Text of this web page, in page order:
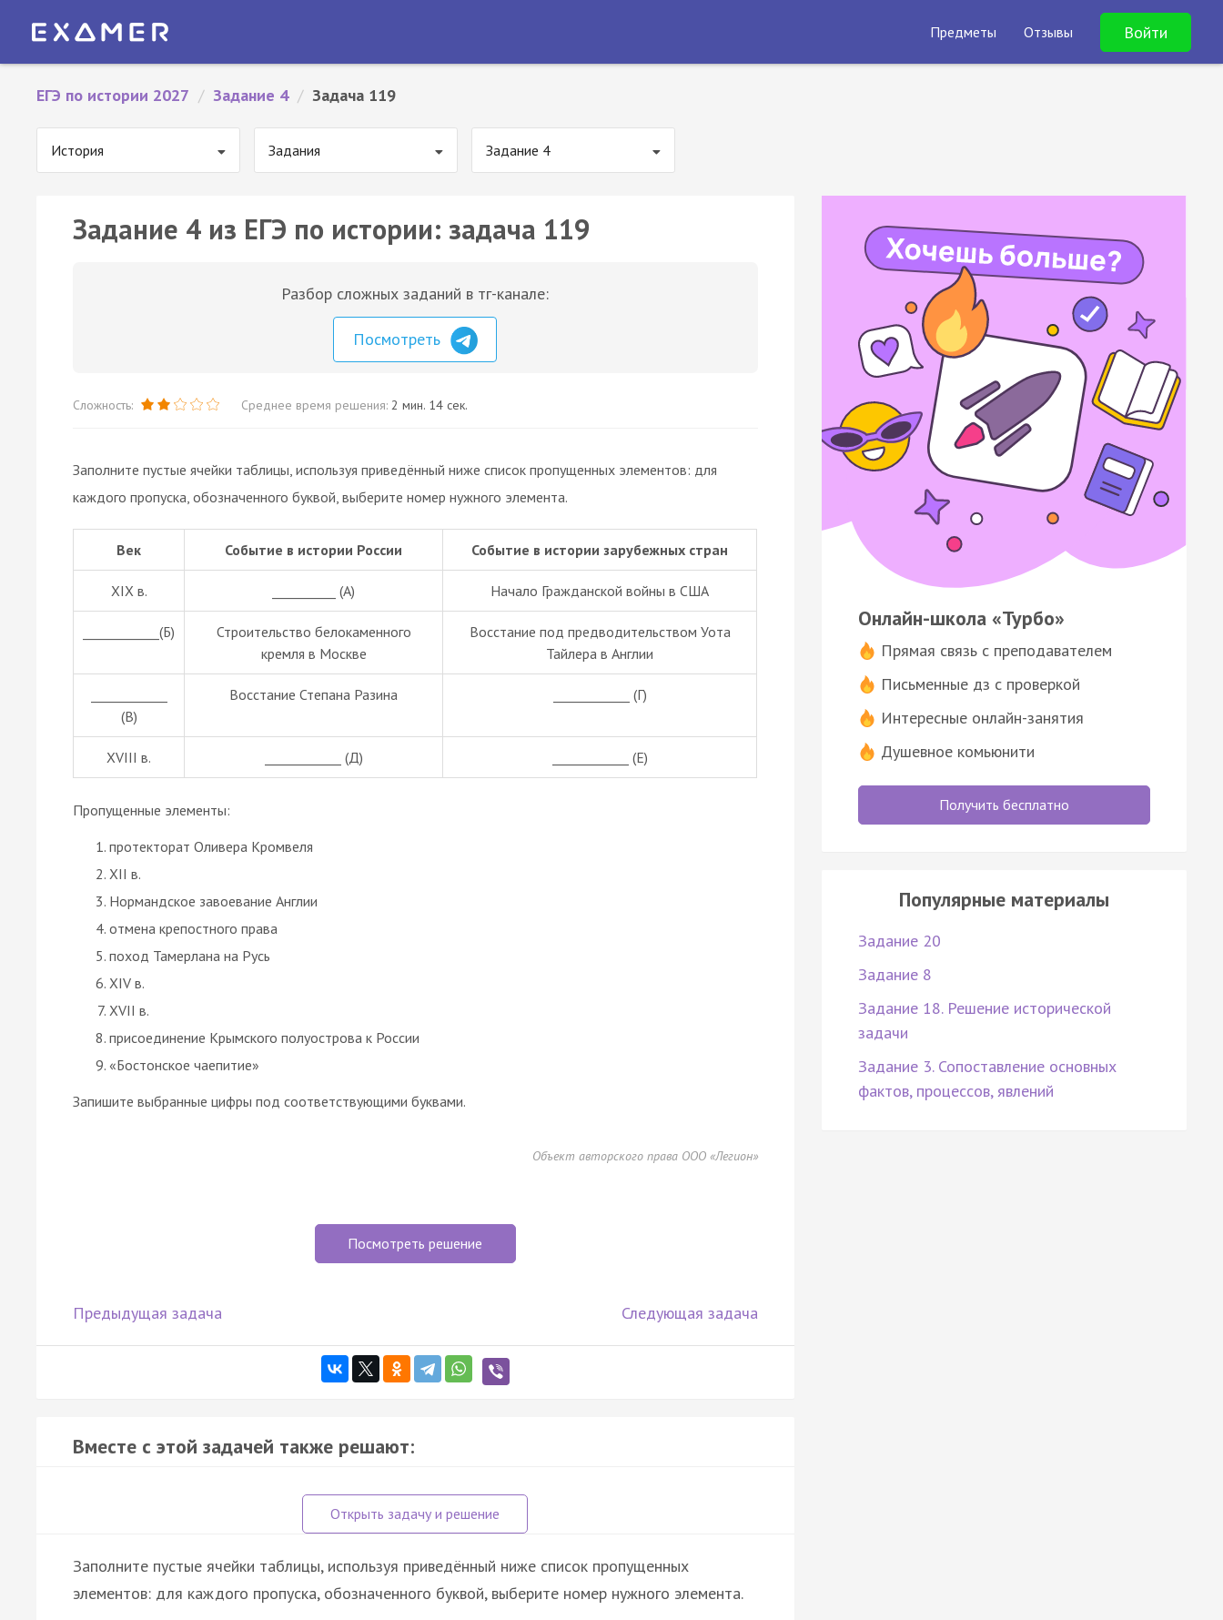
Предметы Отзывы Войти
ЕГЭ по истории 2027 / Задание 4 / Задача 119
История Задания Задание 4
Задание 4 из ЕГЭ по истории: задача 119
Разбор сложных заданий в тг-канале:
Посмотреть
Сложность: Среднее время решения: 2 мин. 14 сек.
Заполните пустые ячейки таблицы, используя приведённый ниже список пропущенных элементов: для
каждого пропуска, обозначенного буквой, выберите номер нужного элемента.
Век Событие в истории России Событие в истории зарубежных стран
XIX в. __________ (А) Начало Гражданской войны в США
____________(Б)
Строительство белокаменного
кремля в Москве
Восстание под предводительством Уота
Тайлера в Англии
(В)
Восстание Степана Разина ____________ (Г)
XVIII в. ____________ (Д) ____________ (Е)
Пропущенные элементы:
протекторат Оливера Кромвеля
XII в.
Нормандское завоевание Англии
отмена крепостного права
поход Тамерлана на Русь
XIV в.
XVII в.
присоединение Крымского полуострова к России
«Бостонское чаепитие»
Запишите выбранные цифры под соответствующими буквами.
Объект авторского права ООО «Легион»
Посмотреть решение
Предыдущая задача Следующая задача
Вместе с этой задачей также решают:
Заполните пустые ячейки таблицы, используя приведённый ниже список пропущенных
элементов: для каждого пропуска, обозначенного буквой, выберите номер нужного элемента.
Онлайн-школа «Турбо»
Прямая связь с преподавателем
Письменные дз с проверкой
Интересные онлайн-занятия
Душевное комьюнити
Получить бесплатно
Популярные материалы
Задание 20
Задание 8
Задание 18. Решение исторической
задачи
Задание 3. Сопоставление основных
фактов, процессов, явлений